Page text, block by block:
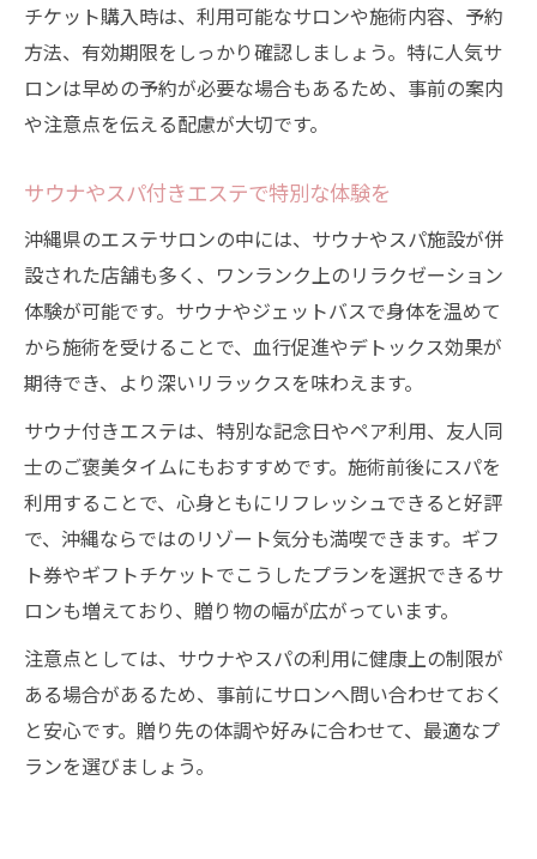
チケット購入時は、利用可能なサロンや施術内容、予約
方法、有効期限をしっかり確認しましょう。特に人気サ
ロンは早めの予約が必要な場合もあるため、事前の案内
や注意点を伝える配慮が大切です。
サウナやスパ付きエステで特別な体験を
沖縄県のエステサロンの中には、サウナやスパ施設が併
設された店舗も多く、ワンランク上のリラクゼーション
体験が可能です。サウナやジェットバスで身体を温めて
から施術を受けることで、血行促進やデトックス効果が
期待でき、より深いリラックスを味わえます。
サウナ付きエステは、特別な記念日やペア利用、友人同
士のご褒美タイムにもおすすめです。施術前後にスパを
利用することで、心身ともにリフレッシュできると好評
で、沖縄ならではのリゾート気分も満喫できます。ギフ
ト券やギフトチケットでこうしたプランを選択できるサ
ロンも増えており、贈り物の幅が広がっています。
注意点としては、サウナやスパの利用に健康上の制限が
ある場合があるため、事前にサロンへ問い合わせておく
と安心です。贈り先の体調や好みに合わせて、最適なプ
ランを選びましょう。